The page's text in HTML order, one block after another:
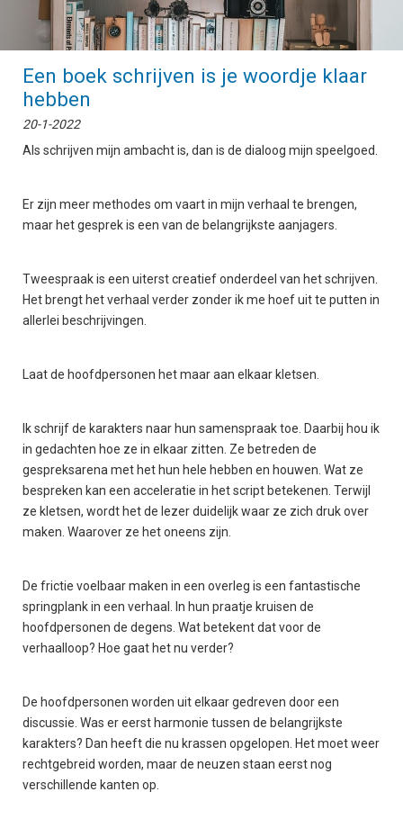
Een boek schrijven is je woordje klaar
hebben
20-1-2022
Als schrijven mijn ambacht is, dan is de dialoog mijn speelgoed.
Er zijn meer methodes om vaart in mijn verhaal te brengen,
maar het gesprek is een van de belangrijkste aanjagers.
Tweespraak is een uiterst creatief onderdeel van het schrijven.
Het brengt het verhaal verder zonder ik me hoef uit te putten in
allerlei beschrijvingen.
Laat de hoofdpersonen het maar aan elkaar kletsen.
Ik schrijf de karakters naar hun samenspraak toe. Daarbij hou ik
in gedachten hoe ze in elkaar zitten. Ze betreden de
gespreksarena met het hun hele hebben en houwen. Wat ze
bespreken kan een acceleratie in het script betekenen. Terwijl
ze kletsen, wordt het de lezer duidelijk waar ze zich druk over
maken. Waarover ze het oneens zijn.
De frictie voelbaar maken in een overleg is een fantastische
springplank in een verhaal. In hun praatje kruisen de
hoofdpersonen de degens. Wat betekent dat voor de
verhaalloop? Hoe gaat het nu verder?
De hoofdpersonen worden uit elkaar gedreven door een
discussie. Was er eerst harmonie tussen de belangrijkste
karakters? Dan heeft die nu krassen opgelopen. Het moet weer
rechtgebreid worden, maar de neuzen staan eerst nog
verschillende kanten op.